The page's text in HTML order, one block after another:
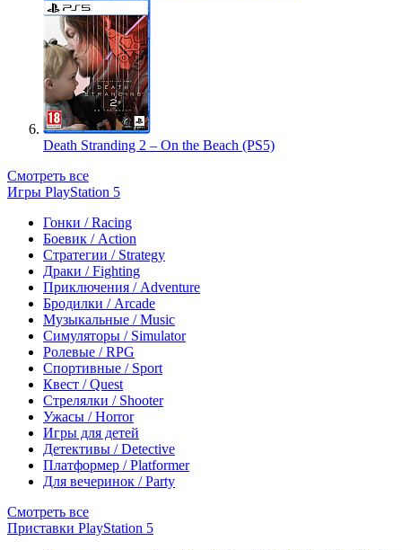
Death Stranding 2 – On the Beach (PS5)
Смотреть все
Игры PlayStation 5
Гонки / Racing
Боевик / Action
Стратегии / Strategy
Драки / Fighting
Приключения / Adventure
Бродилки / Arcade
Музыкальные / Music
Симуляторы / Simulator
Ролевые / RPG
Спортивные / Sport
Квест / Quest
Стрелялки / Shooter
Ужасы / Horror
Игры для детей
Детективы / Detective
Платформер / Platformer
Для вечеринок / Party
Смотреть все
Приставки PlayStation 5